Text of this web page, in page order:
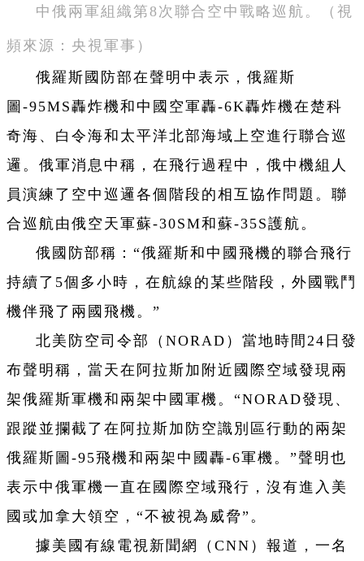
中俄兩軍組織第8次聯合空中戰略巡航。（視
頻來源：央視軍事 ）
俄羅斯國防部在聲明中表示，俄羅斯
圖-95MS轟炸機和中國空軍轟-6K轟炸機在楚科
奇海、白令海和太平洋北部海域上空進行聯合巡
邏。俄軍消息中稱，在飛行過程中，俄中機組人
員演練了空中巡邏各個階段的相互協作問題。聯
合巡航由俄空天軍蘇-30SM和蘇-35S護航。
俄國防部稱：“俄羅斯和中國飛機的聯合飛行
持續了5個多小時，在航線的某些階段，外國戰鬥
機伴飛了兩國飛機。”
北美防空司令部（NORAD）當地時間24日發
布聲明稱，當天在阿拉斯加附近國際空域發現兩
架俄羅斯軍機和兩架中國軍機。“NORAD發現、
跟蹤並攔截了在阿拉斯加防空識別區行動的兩架
俄羅斯圖-95飛機和兩架中國轟-6軍機。”聲明也
表示中俄軍機一直在國際空域飛行，沒有進入美
國或加拿大領空，“不被視為威脅”。
據美國有線電視新聞網（CNN）報道，一名